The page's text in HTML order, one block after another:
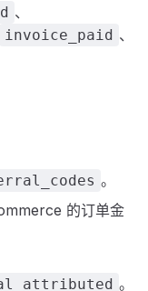
、
invoice_paid 、
。
的订单金
。